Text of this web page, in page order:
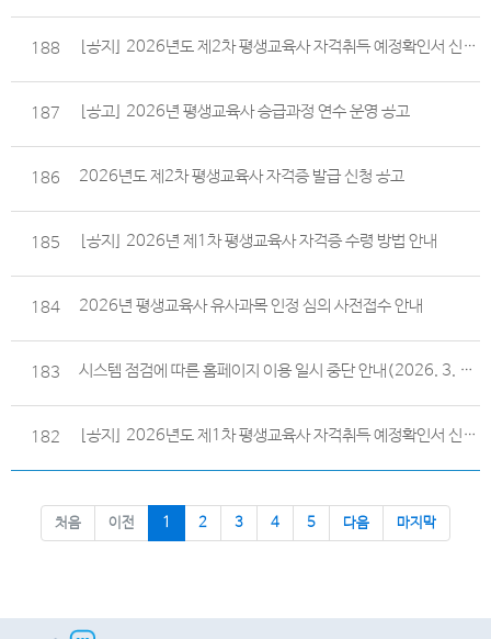
188 [공지] 2026년도 제2차 평생교육사 자격취득 예정확인서 신청 안내
187 [공고] 2026년 평생교육사 승급과정 연수 운영 공고
186 2026년도 제2차 평생교육사 자격증 발급 신청 공고
185 [공지] 2026년 제1차 평생교육사 자격증 수령 방법 안내
184 2026년 평생교육사 유사과목 인정 심의 사전접수 안내
183 시스템 점검에 따른 홈페이지 이용 일시 중단 안내(2026. 3. 27(금) 18:00 ~ 3. 29(일) 12:00)
182 [공지] 2026년도 제1차 평생교육사 자격취득 예정확인서 신청 안내
처음 이전 1 2 3 4 5 다음 마지막